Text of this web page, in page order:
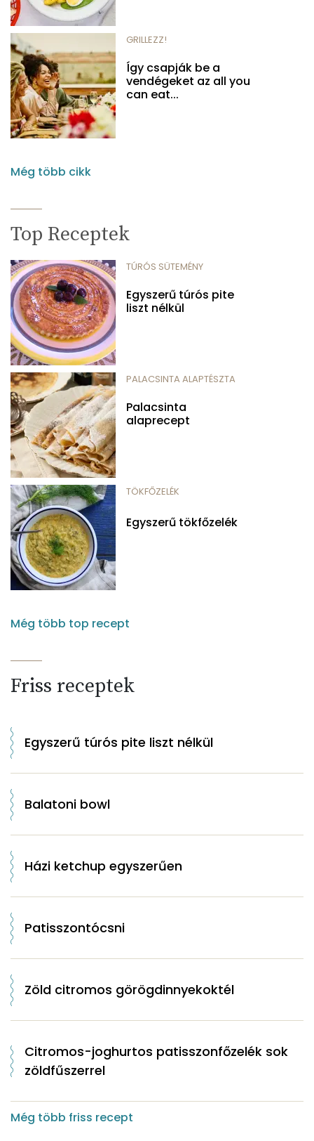
GRILLEZZ!
Így csapják be a
vendégeket az all you
can eat...
Még több cikk
Top Receptek
TÚRÓS SÜTEMÉNY
Egyszerű túrós pite
liszt nélkül
PALACSINTA ALAPTÉSZTA
Palacsinta
alaprecept
TÖKFŐZELÉK
Egyszerű tökfőzelék
Még több top recept
Friss receptek
Egyszerű túrós pite liszt nélkül
Balatoni bowl
Házi ketchup egyszerűen
Patisszontócsni
Zöld citromos görögdinnyekoktél
Citromos-joghurtos patisszonfőzelék sok
zöldfűszerrel
Még több friss recept